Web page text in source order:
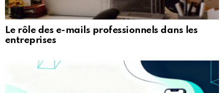
Le rôle des e-mails professionnels dans les
entreprises